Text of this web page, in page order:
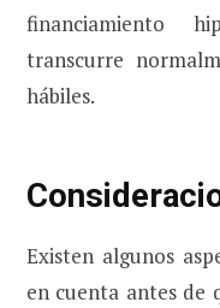
financiamiento
transcurre
hábiles.
Existen algunos
en cuenta antes de